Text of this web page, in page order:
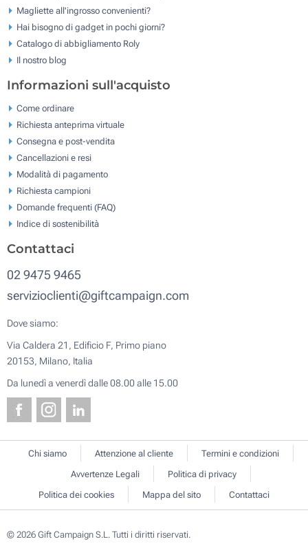
Magliette all'ingrosso convenienti?
Hai bisogno di gadget in pochi giorni?
Catalogo di abbigliamento Roly
Il nostro blog
Informazioni sull'acquisto
Come ordinare
Richiesta anteprima virtuale
Consegna e post-vendita
Cancellazioni e resi
Modalità di pagamento
Richiesta campioni
Domande frequenti (FAQ)
Indice di sostenibilità
Contattaci
02 9475 9465
servizioclienti@giftcampaign.com
Dove siamo:
Via Caldera 21, Edificio F, Primo piano
20153, Milano, Italia
Da lunedì a venerdì dalle 08.00 alle 15.00
Chi siamo Attenzione al cliente
Termini e condizioni
Avvertenze Legali
Politica di privacy
Politica dei cookies
Mappa del sito Contattaci
© 2026 Gift Campaign S.L. Tutti i diritti riservati.